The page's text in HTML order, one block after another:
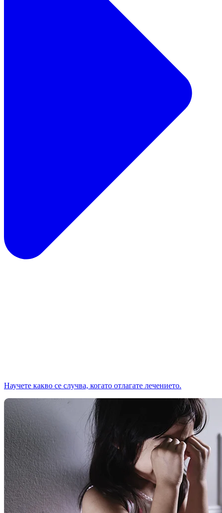
Научете какво се случва, когато отлагате лечението.